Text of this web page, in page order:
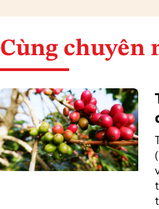
Cùng chuyên